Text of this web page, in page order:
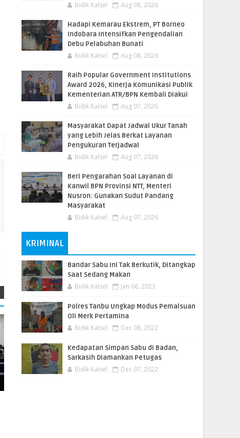
Bidik Kalsel Aug 08, 2026
​Hadapi Kemarau Ekstrem, PT Borneo
Indobara Intensifkan Pengendalian
Debu Pelabuhan Bunati
Bidik Kalsel Aug 08, 2026
Raih Popular Government Institutions
Award 2026, Kinerja Komunikasi Publik
Kementerian ATR/BPN Kembali Diakui
Bidik Kalsel Aug 07, 2026
Masyarakat Dapat Jadwal Ukur Tanah
yang Lebih Jelas Berkat Layanan
Pengukuran Terjadwal
Bidik Kalsel Aug 07, 2026
Beri Pengarahan Soal Layanan di
Kanwil BPN Provinsi NTT, Menteri
Nusron: Gunakan Sudut Pandang
Masyarakat
Bidik Kalsel Aug 07, 2026
KRIMINAL
Bandar Sabu Ini Tak Berkutik, Ditangkap
Saat Sedang Makan
Bidik Kalsel Jan 06, 2023
Polres Tanbu Ungkap Modus Pemalsuan
Oli Merk Pertamina
Bidik Kalsel Dec 08, 2022
Kedapatan Simpan Sabu di Badan,
Sarkasih Diamankan Petugas
Bidik Kalsel Dec 07, 2022